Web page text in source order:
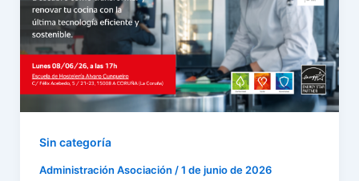
Sin categoría
Administración Asociación /1 de junio de 2026